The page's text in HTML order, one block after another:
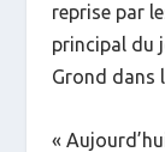
reprise par
principal du
Grond dans
«